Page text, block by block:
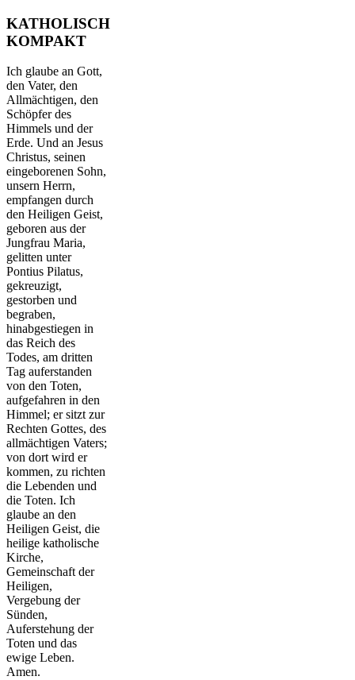
KATHOLISCH
KOMPAKT
Ich glaube an Gott,
den Vater, den
Allmächtigen, den
Schöpfer des
Himmels und der
Erde. Und an Jesus
Christus, seinen
eingeborenen Sohn,
unsern Herrn,
empfangen durch
den Heiligen Geist,
geboren aus der
Jungfrau Maria,
gelitten unter
Pontius Pilatus,
gekreuzigt,
gestorben und
begraben,
hinabgestiegen in
das Reich des
Todes, am dritten
Tag auferstanden
von den Toten,
aufgefahren in den
Himmel; er sitzt zur
Rechten Gottes, des
allmächtigen Vaters;
von dort wird er
kommen, zu richten
die Lebenden und
die Toten. Ich
glaube an den
Heiligen Geist, die
heilige katholische
Kirche,
Gemeinschaft der
Heiligen,
Vergebung der
Sünden,
Auferstehung der
Toten und das
ewige Leben.
Amen.